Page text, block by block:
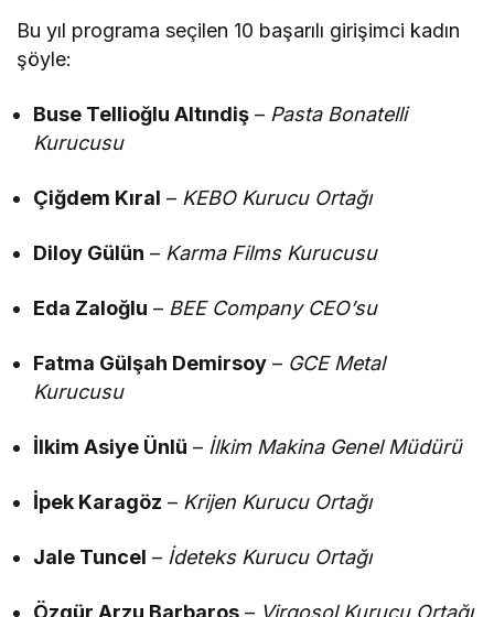
Bu yıl programa seçilen 10 başarılı girişimci kadın
şöyle:
Buse Tellioğlu Altındiş – Pasta Bonatelli
Kurucusu
Çiğdem Kıral – KEBO Kurucu Ortağı
Diloy Gülün – Karma Films Kurucusu
Eda Zaloğlu – BEE Company CEO’su
Fatma Gülşah Demirsoy – GCE Metal
Kurucusu
İlkim Asiye Ünlü – İlkim Makina Genel Müdürü
İpek Karagöz – Krijen Kurucu Ortağı
Jale Tuncel – İdeteks Kurucu Ortağı
Özgür Arzu Barbaros – Virgosol Kurucu Ortağı